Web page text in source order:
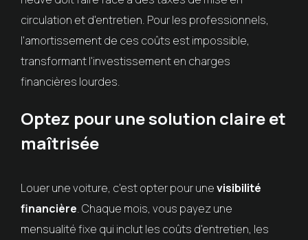
circulation et d'entretien. Pour les professionnels,
l'amortissement de ces coûts est impossible,
transformant l'investissement en charges
financières lourdes.
Optez pour une solution claire et
maîtrisée
Louer une voiture, c'est opter pour unevisibilité
financière. Chaque mois, vous payez une
mensualité fixe qui inclut les coûts d'entretien, les